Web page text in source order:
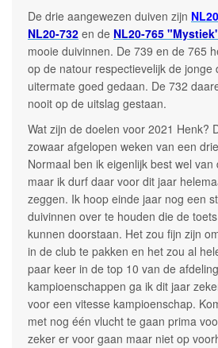
De drie aangewezen duiven zijn
NL20-732 en de NL20-765
mooie duivinnen. De 739 en de 765
op de natour respectievelijk de jonge
uitermate goed gedaan. De 732
nooit op de uitslag gestaan.
Wat zijn de doelen voor 2021 Henk?
zowaar afgelopen weken van een
Normaal ben ik eigenlijk best wel van
maar ik durf daar voor dit jaar
zeggen. Ik hoop einde jaar nog een
duivinnen over te houden die de
kunnen doorstaan. Het zou fijn zijn
in de club te pakken en het zou al
paar keer in de top 10 van de
kampioenschappen ga ik dit jaar
voor een vitesse kampioenschap.
met nog één vlucht te gaan prima
zeker er voor gaan maar niet op